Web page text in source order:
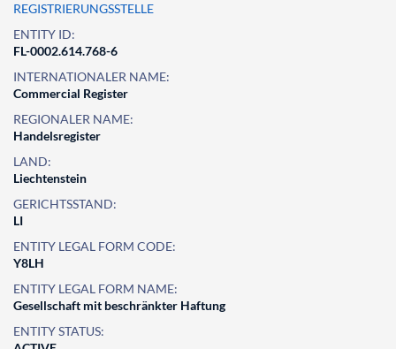
REGISTRIERUNGSSTELLE
ENTITY ID:
FL-0002.614.768-6
INTERNATIONALER NAME:
Commercial Register
REGIONALER NAME:
Handelsregister
LAND:
Liechtenstein
GERICHTSSTAND:
LI
ENTITY LEGAL FORM CODE:
Y8LH
ENTITY LEGAL FORM NAME:
Gesellschaft mit beschränkter Haftung
ENTITY STATUS: